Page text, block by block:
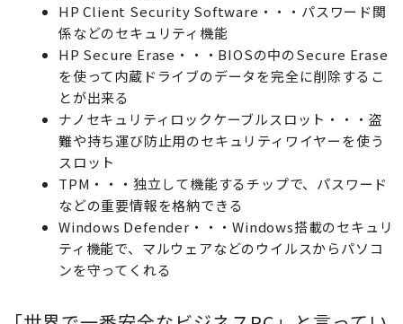
HP Client Security Software・・・パスワード関
係などのセキュリティ機能
HP Secure Erase・・・BIOSの中のSecure Erase
を使って内蔵ドライブのデータを完全に削除するこ
とが出来る
ナノセキュリティロックケーブルスロット・・・盗
難や持ち運び防止用のセキュリティワイヤーを使う
スロット
TPM・・・独立して機能するチップで、パスワード
などの重要情報を格納できる
Windows Defender・・・Windows搭載のセキュリ
ティ機能で、マルウェアなどのウイルスからパソコ
ンを守ってくれる